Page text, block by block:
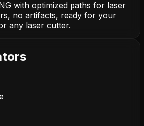
with optimized paths for laser
no artifacts, ready for your
any laser cutter.